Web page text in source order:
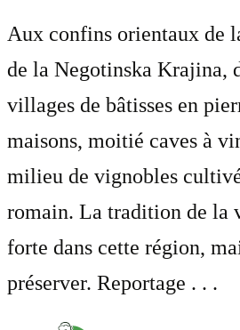
Aux confins orientaux de
de la Negotinska Krajina,
villages de bâtisses en
maisons, moitié caves à
milieu de vignobles
romain. La tradition de la
forte dans cette région,
préserver. Reportage . . .